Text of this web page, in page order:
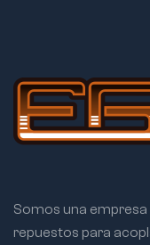
Somos una empresa
repuestos para